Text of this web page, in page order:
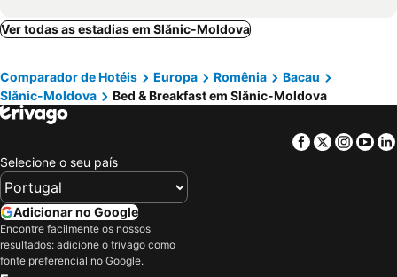
Ver todas as estadias em Slănic-Moldova
Comparador de Hotéis Europa Romênia
Bacau
Slănic-Moldova
Bed & Breakfast em Slănic-Moldova
Facebook
Twitter
Selecione o seu país
Adicionar no Google
Encontre facilmente os nossos
resultados: adicione o trivago como
fonte preferencial no Google.